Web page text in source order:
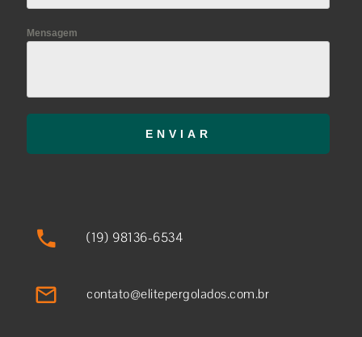
Mensagem
ENVIAR
(19) 98136-6534
contato@elitepergolados.com.br